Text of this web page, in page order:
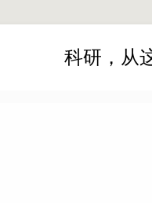
科研，从